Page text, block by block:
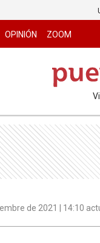
OPINIÓN ZOOM
de 2021 | 14:10